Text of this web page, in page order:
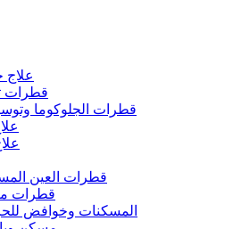
علاج
قطرات
قطرات الجلوكوما
قطرات العين
قطرات
المسكنات وخوافض